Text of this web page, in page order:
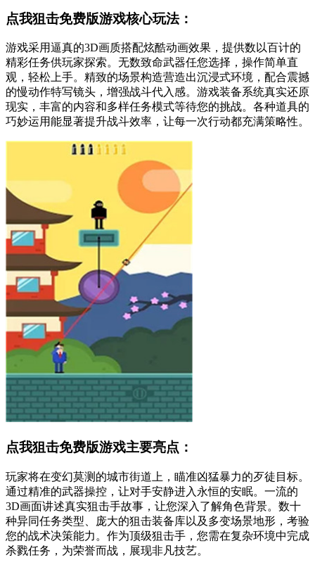
点我狙击免费版游戏核心玩法：
游戏采用逼真的3D画质搭配炫酷动画效果，提供数以百计的
精彩任务供玩家探索。无数致命武器任您选择，操作简单直
观，轻松上手。精致的场景构造营造出沉浸式环境，配合震撼
的慢动作特写镜头，增强战斗代入感。游戏装备系统真实还原
现实，丰富的内容和多样任务模式等待您的挑战。各种道具的
巧妙运用能显著提升战斗效率，让每一次行动都充满策略性。
点我狙击免费版游戏主要亮点：
玩家将在变幻莫测的城市街道上，瞄准凶猛暴力的歹徒目标。
通过精准的武器操控，让对手安静进入永恒的安眠。一流的
3D画面讲述真实狙击手故事，让您深入了解角色背景。数十
种异同任务类型、庞大的狙击装备库以及多变场景地形，考验
您的战术决策能力。作为顶级狙击手，您需在复杂环境中完成
杀戮任务，为荣誉而战，展现非凡技艺。